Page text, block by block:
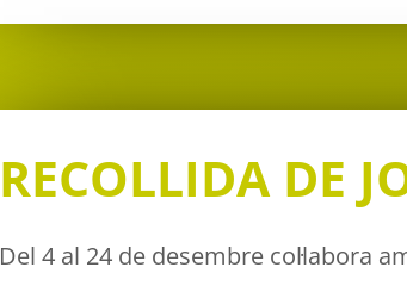
RECOLLIDA DE
Del 4 al 24 de desembre col·labora